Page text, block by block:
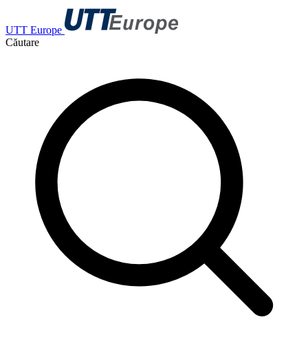
UTT Europe
Căutare